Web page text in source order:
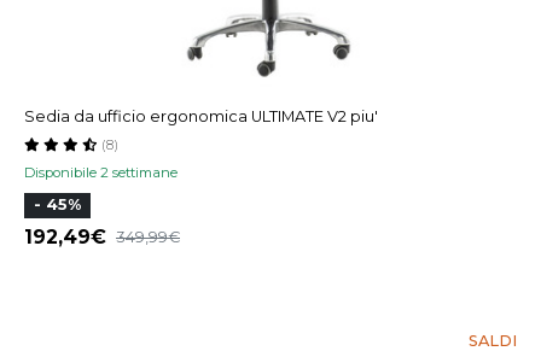
Sedia da ufficio ergonomica ULTIMATE V2 piu'
Disponibile 2 settimane
(8)
- 45%
192,49 349,99
SALDI